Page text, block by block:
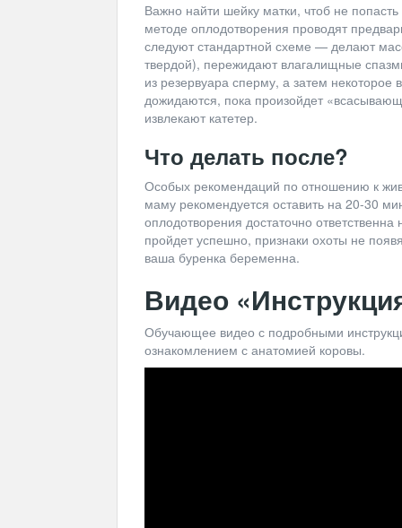
Важно найти шейку матки, чтоб не
методе оплодотворения проводят
следуют стандартной схеме — делают
твердой), пережидают влагалищные
из резервуара сперму, а затем
дожидаются, пока произойдет
извлекают катетер.
Что делать после?
Особых рекомендаций по отношению к
маму рекомендуется оставить на 20-30
оплодотворения достаточно
пройдет успешно, признаки охоты не
ваша буренка беременна.
Видео
Обучающее видео с подробными
ознакомлением с анатомией коровы.